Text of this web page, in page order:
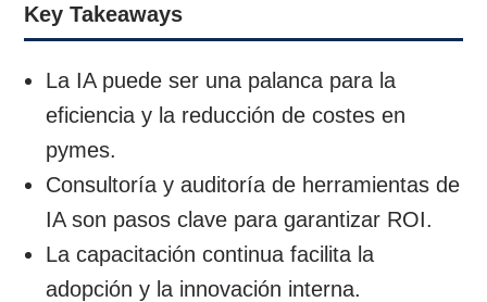
Key Takeaways
La IA puede ser una palanca para la
eficiencia y la reducción de costes en
pymes.
Consultoría y auditoría de herramientas de
IA son pasos clave para garantizar ROI.
La capacitación continua facilita la
adopción y la innovación interna.